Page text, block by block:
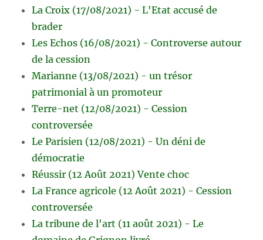
La Croix (17/08/2021) - L'Etat accusé de
brader
Les Echos (16/08/2021) - Controverse autour
de la cession
Marianne (13/08/2021) - un trésor
patrimonial à un promoteur
Terre-net (12/08/2021) - Cession
controversée
Le Parisien (12/08/2021) - Un déni de
démocratie
Réussir (12 Août 2021) Vente choc
La France agricole (12 Août 2021) - Cession
controversée
La tribune de l'art (11 août 2021) - Le